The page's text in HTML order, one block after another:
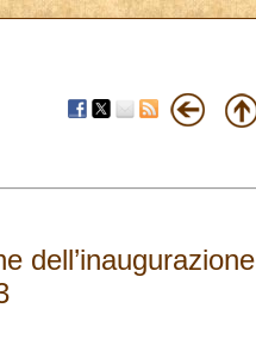
dell’inaugurazione